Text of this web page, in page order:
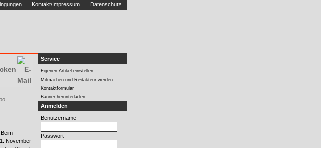
Datenschutz
Kontakt/Impressum
Service
Eigenen Artikel einstellen
Mitmachen und Redakteur werden
Kontaktformular
Banner herunterladen
Anmelden
Benutzername
Passwort
November